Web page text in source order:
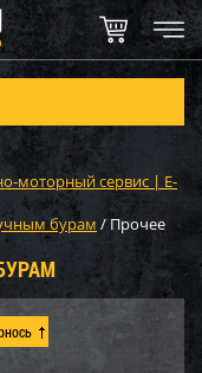
моторный сервис | E-
бурам / Прочее